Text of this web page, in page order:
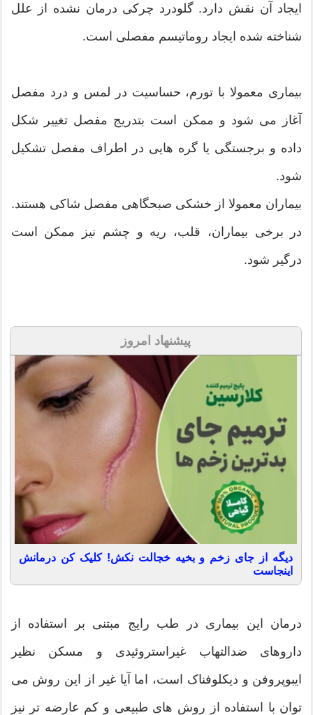
ایجاد آن نقش دارد. گلودرد چرکی درمان نشده از علل
شناخته شده ایجاد روماتیسم مفصلی است.
بیماری معمولا با تورم، حساسیت در لمس و درد مفصل
آغاز می شود و ممکن است بتدریج مفصل تغییر شکل
داده و برجستگی یا گره هایی در اطراف مفصل تشکیل
شود.
بیماران معمولا از خشکی صبحگاهی مفصل شاکی هستند.
در برخی بیماران، قلب، ریه و چشم نیز ممکن است
درگیر شود.
پیشنهاد امروز
دیگه از جای زخم و بخیه خجالت نکش! کلیک کن درمانش
اینجاست
درمان این بیماری در طب رایج مبتنی بر استفاده از
داروهای ضدالتهاب غیراستروئیدی و مسکن نظیر
ایبوپروفن و دیکلوفناک است، اما آیا غیر از این روش می
توان با استفاده از روش های طبیعی و کم عارضه تر نیز